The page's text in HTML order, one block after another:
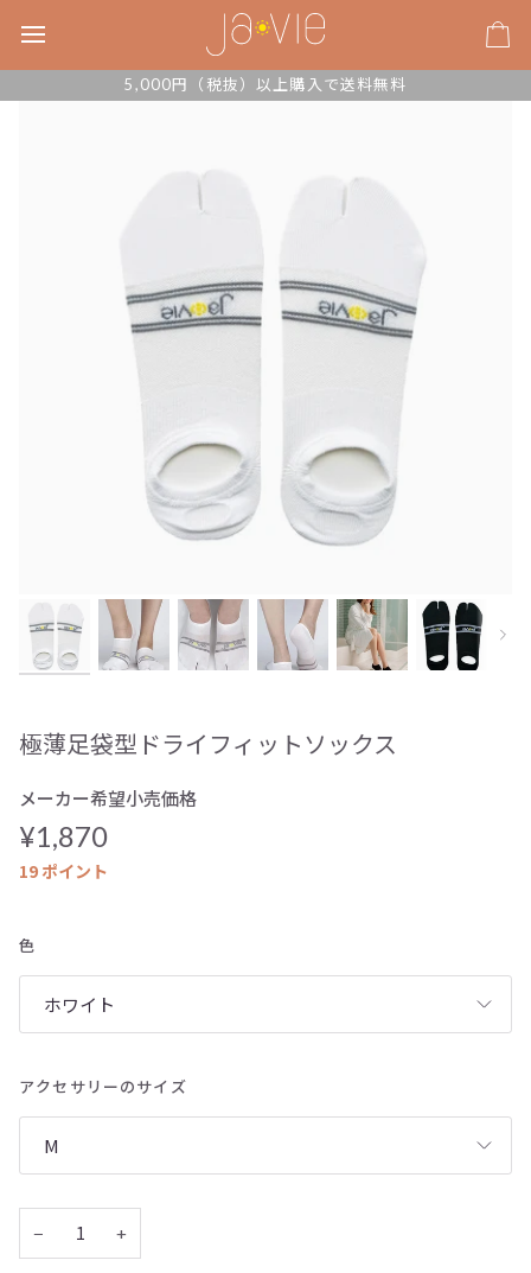
コ
ン
カ
ー
ト
5,000円（税抜）以上購入で送料無料
次へ
極薄足袋型ドライフィットソックス
メーカー希望小売価格
¥1,870
19 ポイント
色
ホワイト
アクセサリーのサイズ
M
− +